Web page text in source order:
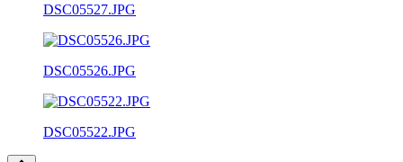
DSC05527.JPG
DSC05526.JPG
DSC05522.JPG